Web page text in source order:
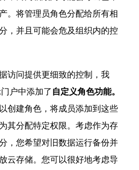
。将管理员角色分配给所有相
，并且可能会危及组织内的控
访问提供更细致的控制，我
户中添加了自定义角色功能。
创建角色，将成员添加到这些
其分配特定权限。考虑作为存
，您希望对旧数据运行备份并
云存储。您可以很好地考虑导